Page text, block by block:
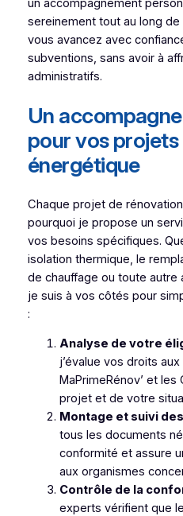
un accompagnement
sereinement tout au long
vous avancez avec
subventions, sans avoir à
administratifs.
Un
pour vos
énergétique
Chaque projet de
pourquoi je propose un
vos besoins spécifiques.
isolation thermique, le
de chauffage ou toute autre
je suis à vos côtés pour
:
Analyse de votre
j’évalue vos droits
MaPrimeRénov’ et
projet et de votre
Montage et suivi
tous les documents
conformité et assure
aux organismes
Contrôle de la
experts vérifient que